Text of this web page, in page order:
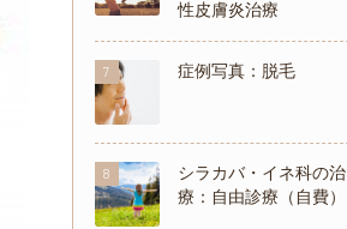
性皮膚炎治療
7 症例写真：脱毛
8
シラカバ・イネ科の治
療：自由診療（自費）